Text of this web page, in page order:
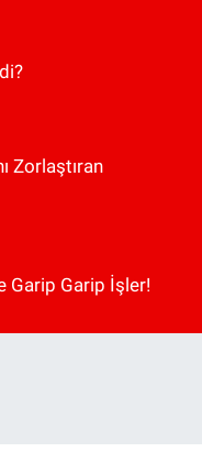
Zorlaştıran
Garip Garip İşler!